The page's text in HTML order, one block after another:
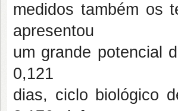
medidos também os
apresentou
um grande potencial
0,121
dias, ciclo biológico